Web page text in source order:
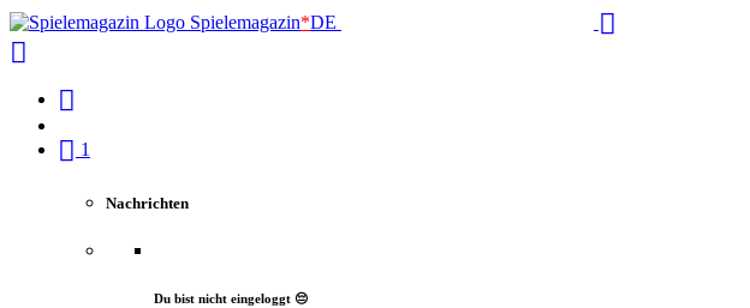
Spielemagazin*DE
1
Nachrichten
Du bist nicht eingeloggt 😔